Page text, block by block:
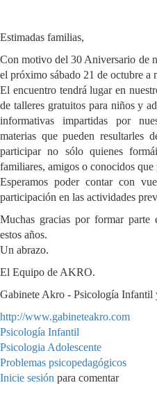
Estimadas familias,
Con motivo del 30 Aniversario de
el próximo sábado 21 de octubre a
El encuentro tendrá lugar en
de talleres gratuitos para niños y
informativas impartidas por
materias que pueden resultarles
participar no sólo quienes
familiares, amigos o conocidos que
Esperamos poder contar con
participación en las actividades
Muchas gracias por formar parte
estos años.
Un abrazo.
El Equipo de AKRO.
Gabinete Akro - Psicología Infantil
http://www.gabineteakro.com
Psicología Infantil
Psicologia Adolescente
Problemas psicopedagógicos
Inicie sesión para comentar